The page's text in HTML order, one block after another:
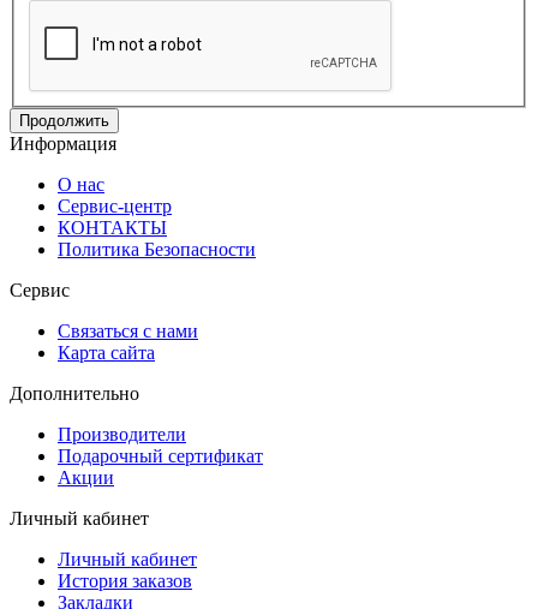
Продолжить
Информация
О нас
Сервис-центр
КОНТАКТЫ
Политика Безопасности
Сервис
Связаться с нами
Карта сайта
Дополнительно
Производители
Подарочный сертификат
Акции
Личный кабинет
Личный кабинет
История заказов
Закладки